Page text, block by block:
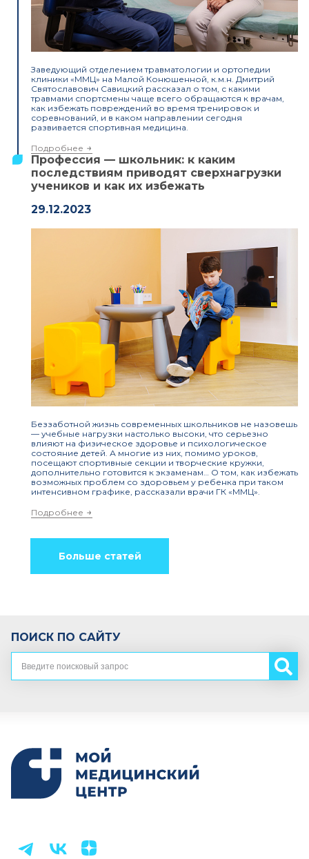
Заведующий отделением травматологии и ортопедии
клиники «ММЦ» на Малой Конюшенной, к.м.н. Дмитрий
Святославович Савицкий рассказал о том, с какими
травмами спортсмены чаще всего обращаются к врачам,
как избежать повреждений во время тренировок и
соревнований, и в каком направлении сегодня
развивается спортивная медицина.
Подробнее
Профессия — школьник: к каким
последствиям приводят сверхнагрузки
учеников и как их избежать
29.12.2023
Беззаботной жизнь современных школьников не назовешь
— учебные нагрузки настолько высоки, что серьезно
влияют на физическое здоровье и психологическое
состояние детей. А многие из них, помимо уроков,
посещают спортивные секции и творческие кружки,
дополнительно готовится к экзаменам… О том, как избежать
возможных проблем со здоровьем у ребенка при таком
интенсивном графике, рассказали врачи ГК «ММЦ».
Подробнее
Больше статей
ПОИСК ПО САЙТУ